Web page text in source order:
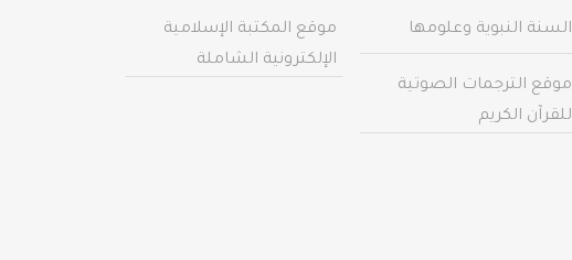
السنة النبوية وعلومها
موقع الترجمات الصوتية
للقرآن الكريم
موقع المكتبة الإسلامية
الإلكترونية الشاملة